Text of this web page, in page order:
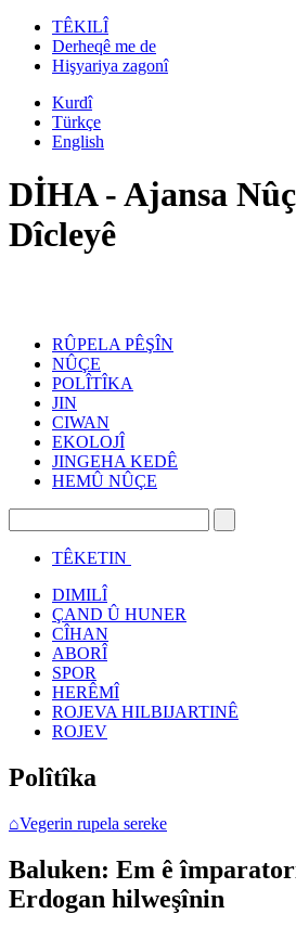
TÊKILÎ
Derheqê me de
Hişyariya zagonî
Kurdî
Türkçe
English
DİHA - Ajansa
Dîcleyê
RÛPELA PÊŞÎN
NÛÇE
POLÎTÎKA
JIN
CIWAN
EKOLOJÎ
JINGEHA KEDÊ
HEMÛ NÛÇE
TÊKETIN
DIMILÎ
ÇAND Û HUNER
CÎHAN
ABORÎ
SPOR
HERÊMÎ
ROJEVA HILBIJARTINÊ
ROJEV
Polîtîka
⌂Vegerin rupela sereke
Baluken: Em ê
Erdogan hilweşînin